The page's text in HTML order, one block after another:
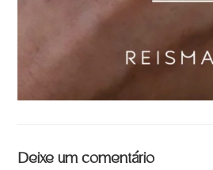
Deixe um comentário